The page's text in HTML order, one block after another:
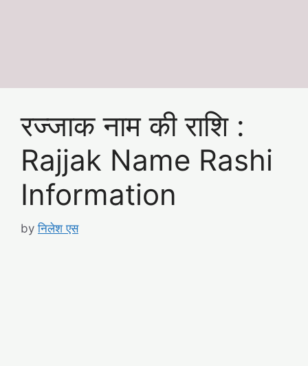
रज्जाक नाम की राशि :
Rajjak Name Rashi
Information
byनिलेश एस